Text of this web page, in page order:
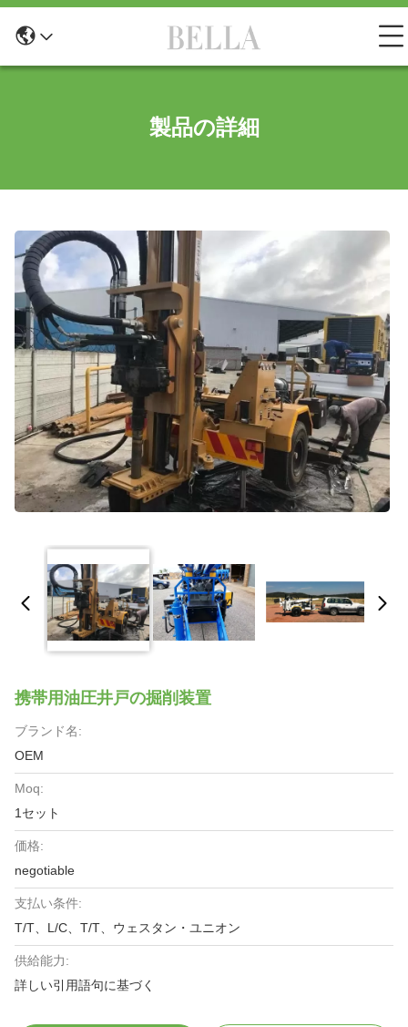
製品の詳細
携帯用油圧井戸の掘削装置
ブランド名:
OEM
Moq:
1セット
価格:
negotiable
支払い条件:
T/T、L/C、T/T、ウェスタン・ユニオン
供給能力:
詳しい引用語句に基づく